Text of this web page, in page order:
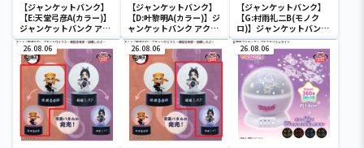
【ジャンケットバンク】
【E:天堂弓彦A(カラー)】
ジャンケットバンク アク
リルヘアゴム
【ジャンケットバンク】
【D:叶黎明A(カラー)】ジ
ャンケットバンク アクリ
ルヘアゴム
【ジャンケットバンク】
【G:村雨礼二B(モノク
ロ)】ジャンケットバンク
アクリルヘアゴム
26.08.06 26.08.06 26.08.06